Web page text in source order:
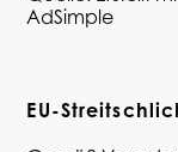
AdSimple
EU-